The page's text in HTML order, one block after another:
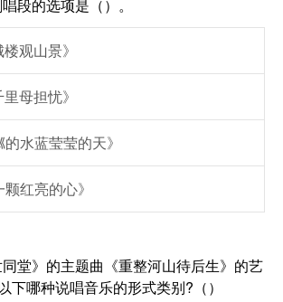
段的选项是（）。
观山景》
母担忧》
水蓝莹莹的天》
红亮的心》
堂》的主题曲《重整河山待后生》的艺
下哪种说唱音乐的形式类别?（）